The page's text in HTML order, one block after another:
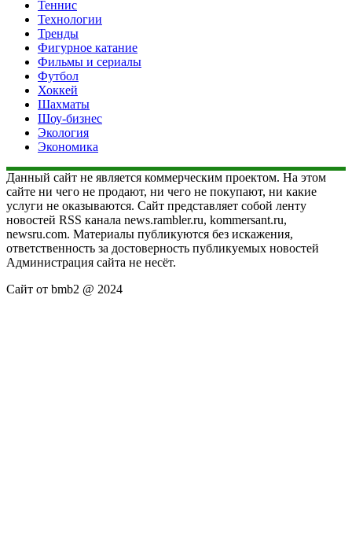
Теннис
Технологии
Тренды
Фигурное катание
Фильмы и сериалы
Футбол
Хоккей
Шахматы
Шоу-бизнес
Экология
Экономика
Данный сайт не является коммерческим проектом. На этом
сайте ни чего не продают, ни чего не покупают, ни какие
услуги не оказываются. Сайт представляет собой ленту
новостей RSS канала news.rambler.ru, kommersant.ru,
newsru.com. Материалы публикуются без искажения,
ответственность за достоверность публикуемых новостей
Администрация сайта не несёт.
Сайт от bmb2 @ 2024